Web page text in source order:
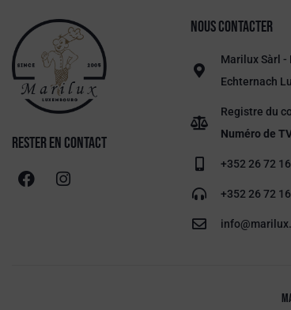
RESTER en contact
Nous contacter
Marilux Sàrl -
Echternach
Registre du
Numéro de
+352 26 72
+352 26 72